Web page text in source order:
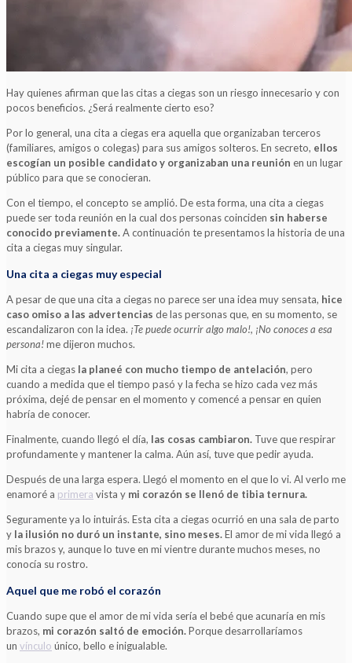
Hay quienes afirman que las citas a ciegas son un riesgo innecesario y con
pocos beneficios. ¿Será realmente cierto eso?
Por lo general, una cita a ciegas era aquella que organizaban terceros
(familiares, amigos o colegas) para sus amigos solteros. En secreto, ellos
escogían un posible candidato y organizaban una reunión en un lugar
público para que se conocieran.
Con el tiempo, el concepto se amplió. De esta forma, una cita a ciegas
puede ser toda reunión en la cual dos personas coinciden sin haberse
conocido previamente.A continuación te presentamos la historia de una
cita a ciegas muy singular.
Una cita a ciegas muy especial
A pesar de que una cita a ciegas no parece ser una idea muy sensata, hice
caso omiso a las advertencias de las personas que, en su momento, se
escandalizaron con la idea. ¡Te puede ocurrir algo malo!, ¡No conoces a esa
persona!me dijeron muchos.
Mi cita a ciegas la planeé con mucho tiempo de antelación, pero
cuando a medida que el tiempo pasó y la fecha se hizo cada vez más
próxima, dejé de pensar en el momento y comencé a pensar en quien
habría de conocer.
Finalmente, cuando llegó el día, las cosas cambiaron. Tuve que respirar
profundamente y mantener la calma. Aún así, tuve que pedir ayuda.
Después de una larga espera. Llegó el momento en el que lo vi. Al verlo me
enamoré a primera vista y mi corazón se llenó de tibia ternura.
Seguramente ya lo intuirás. Esta cita a ciegas ocurrió en una sala de parto
y la ilusión no duró un instante, sino meses.El amor de mi vida llegó a
mis brazos y, aunque lo tuve en mi vientre durante muchos meses, no
conocía su rostro.
Aquel que me robó el corazón
Cuando supe que el amor de mi vida sería el bebé que acunaría en mis
brazos, mi corazón saltó de emoción.Porque desarrollaríamos
un vínculo único, bello e inigualable.